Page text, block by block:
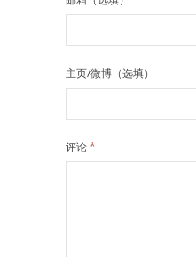
主页/微博（选填）
评论*